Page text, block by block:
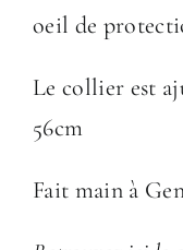
oeil de
Le collier est
56cm
Fait main à